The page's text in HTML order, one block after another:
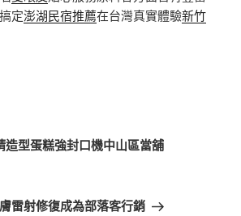
定澎湖民宿推薦在台灣真實體驗新竹
造型蛋糕強封口機中山區當舖
雷射修復成為部落客行銷